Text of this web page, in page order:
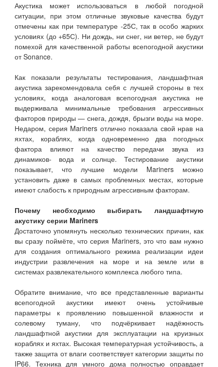
Акустика может использоваться в любой погодной
ситуации, при этом отличные звуковые качества будут
отмечены как при температуре -25С, так в особо жарких
условиях (до +65С). Ни дождь, ни снег, ни ветер, не будут
помехой для качественной работы всепогодной акустики
от Sonance.
Как показали результаты тестирования, ландшафтная
акустика зарекомендовала себя с лучшей стороны в тех
условиях, когда аналоговая всепогодная акустика не
выдерживала минимальные требования агрессивных
факторов природы — снега, дождя, брызги воды на море.
Недаром, серия Mariners отлично показала свой нрав на
яхтах, кораблях, когда одновременно два погодных
фактора влияют на качество передачи звука из
динамиков- вода и солнце. Тестирование акустики
показывает, что лучшие модели Mariners можно
установить даже в самых проблемных местах, которые
имеют слабость к природным агрессивным факторам.
Почему необходимо выбирать ландшафтную
акустику серии Mariners
Достаточно упомянуть несколько технических причин, как
вы сразу поймёте, что серия Mariners, это что вам нужно
для создания оптимального режима реализации идеи
индустрии развлечения на море и на земле или в
системах развлекательного комплекса любого типа.
Обратите внимание, что все представленные варианты
всепогодной акустики имеют очень устойчивые
параметры к проявлению повышенной влажности и
солевому туману, что подчёркивает надёжность
ландшафтной акустики для эксплуатации на круизных
кораблях и яхтах. Высокая температурная устойчивость, а
также защита от влаги соответствует категории защиты по
IP66. Техника для умного дома полностью оправдает